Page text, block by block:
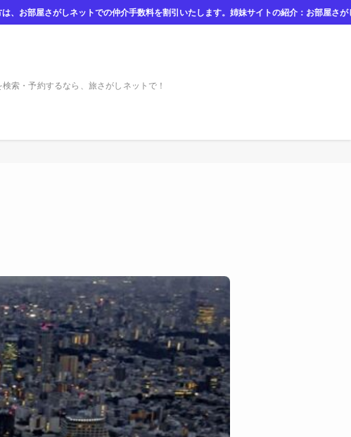
介手数料を割引いたします。姉妹サイトの紹介：お部屋さがしネット（https://
索・予約するなら、旅さがしネットで！